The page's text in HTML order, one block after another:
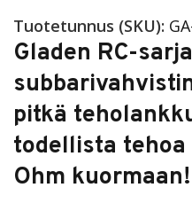
Tuotetunnus (SKU):
Gladen RC-
pitkä
todellista
Ohm kuormaan!